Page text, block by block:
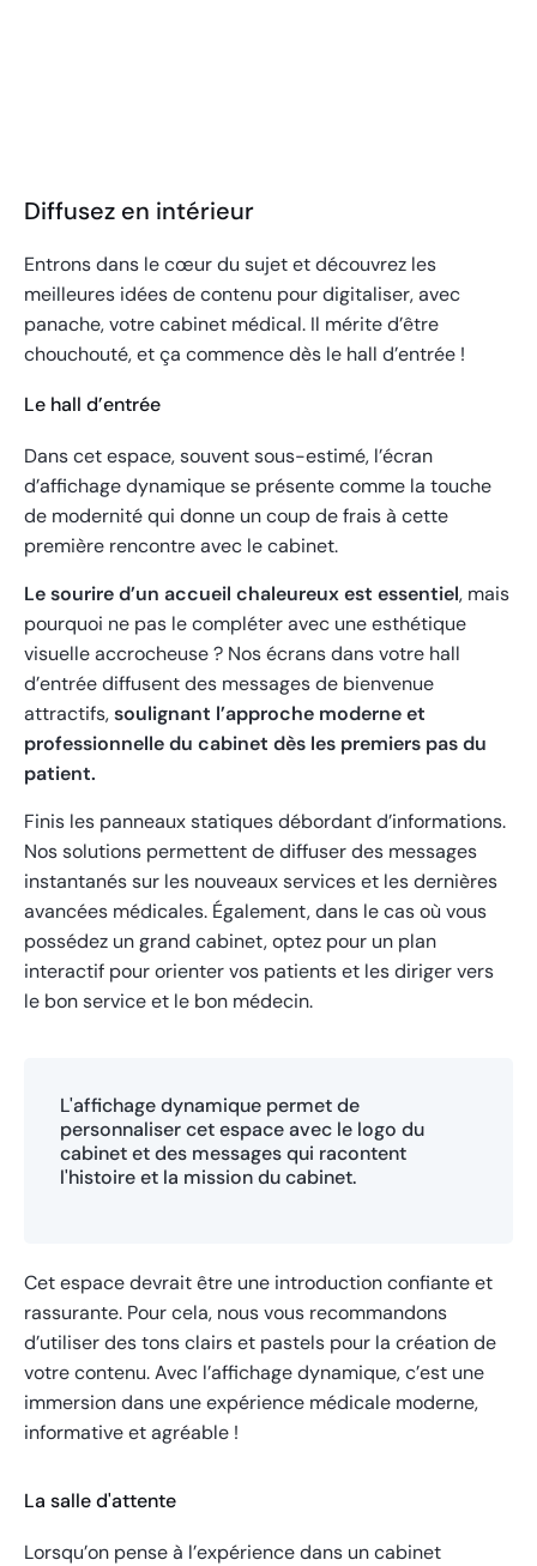
Diffusez en intérieur
Entrons dans le cœur du sujet et découvrez les
meilleures idées de contenu pour digitaliser, avec
panache, votre cabinet médical. Il mérite d’être
chouchouté, et ça commence dès le hall d’entrée !
Le hall d’entrée
Dans cet espace, souvent sous-estimé, l’écran
d’affichage dynamique se présente comme la touche
de modernité qui donne un coup de frais à cette
première rencontre avec le cabinet.
Le sourire d’un accueil chaleureux est essentiel, mais
pourquoi ne pas le compléter avec une esthétique
visuelle accrocheuse ? Nos écrans dans votre hall
d’entrée diffusent des messages de bienvenue
attractifs,soulignant l’approche moderne et
professionnelle du cabinet dès les premiers pas du
patient.
Finis les panneaux statiques débordant d’informations.
Nos solutions permettent de diffuser des messages
instantanés sur les nouveaux services et les dernières
avancées médicales. Également, dans le cas où vous
possédez un grand cabinet, optez pour un plan
interactif pour orienter vos patients et les diriger vers
le bon service et le bon médecin.
L'affichage dynamique permet de
personnaliser cet espace avec le logo du
cabinet et des messages qui racontent
l'histoire et la mission du cabinet.
Cet espace devrait être une introduction confiante et
rassurante. Pour cela, nous vous recommandons
d’utiliser des tons clairs et pastels pour la création de
votre contenu. Avec l’affichage dynamique, c’est une
immersion dans une expérience médicale moderne,
informative et agréable !
La salle d'attente
Lorsqu’on pense à l’expérience dans un cabinet